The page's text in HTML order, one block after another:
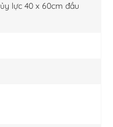
lực 40 x 60cm đầu